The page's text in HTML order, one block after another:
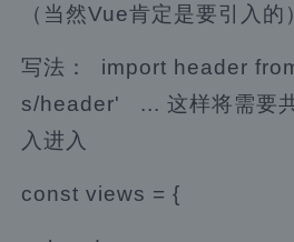
（当然Vue肯定是要引入的
写法： import header
s/header' ... 这样将需要共
入进入
const views = {